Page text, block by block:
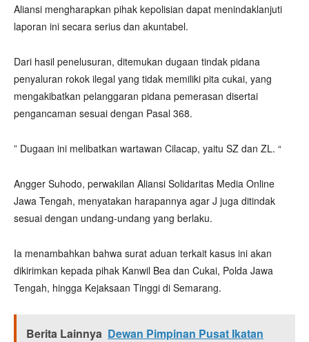
Aliansi mengharapkan pihak kepolisian dapat menindaklanjuti
laporan ini secara serius dan akuntabel.
Dari hasil penelusuran, ditemukan dugaan tindak pidana
penyaluran rokok ilegal yang tidak memiliki pita cukai, yang
mengakibatkan pelanggaran pidana pemerasan disertai
pengancaman sesuai dengan Pasal 368.
” Dugaan ini melibatkan wartawan Cilacap, yaitu SZ dan ZL. “
Angger Suhodo, perwakilan Aliansi Solidaritas Media Online
Jawa Tengah, menyatakan harapannya agar J juga ditindak
sesuai dengan undang-undang yang berlaku.
Ia menambahkan bahwa surat aduan terkait kasus ini akan
dikirimkan kepada pihak Kanwil Bea dan Cukai, Polda Jawa
Tengah, hingga Kejaksaan Tinggi di Semarang.
Berita Lainnya Dewan Pimpinan Pusat Ikatan